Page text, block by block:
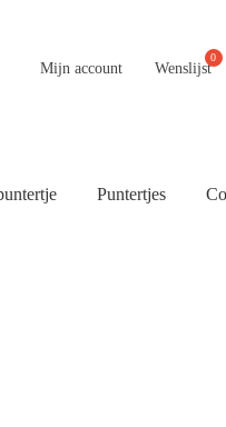
Mijn account Wenslijst
Puntertjes